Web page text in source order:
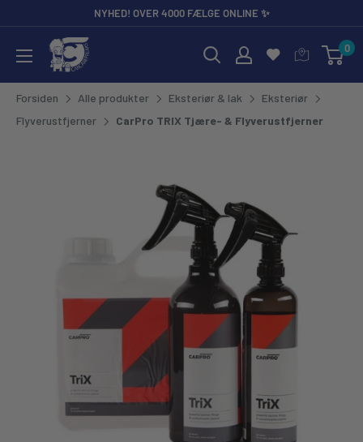
NYHED! OVER 4000 FÆLGE ONLINE ✨
CarCare Freaks - Bilpleje & Tilbehør til Entusiaster og 0
Forsiden Alle produkter Eksteriør & lak
Eksteriør
Flyverustfjerner
CarPro TRIX Tjære- & Flyverustfjerner